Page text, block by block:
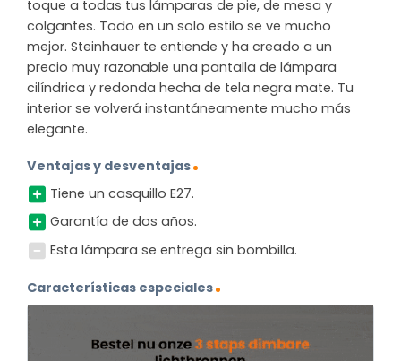
toque a todas tus lámparas de pie, de mesa y
colgantes. Todo en un solo estilo se ve mucho
mejor. Steinhauer te entiende y ha creado a un
precio muy razonable una pantalla de lámpara
cilíndrica y redonda hecha de tela negra mate. Tu
interior se volverá instantáneamente mucho más
elegante.
Ventajas y desventajas
Tiene un casquillo E27.
Garantía de dos años.
Esta lámpara se entrega sin bombilla.
Características especiales